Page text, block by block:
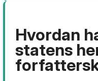
Hvordan
statens